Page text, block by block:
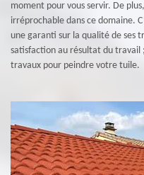
moment pour vous servir. De
irréprochable dans ce domaine.
une garanti sur la qualité de ses
satisfaction au résultat du travail
travaux pour peindre votre tuile.